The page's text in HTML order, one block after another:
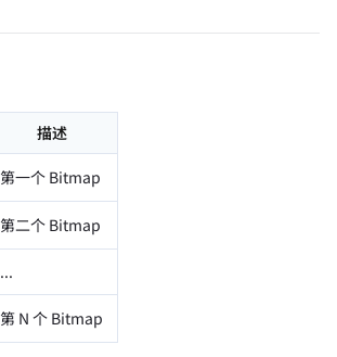
描述
第一个 Bitmap
第二个 Bitmap
...
第 N 个 Bitmap